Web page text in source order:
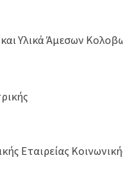
Υλικά Άμεσων
Εταιρείας